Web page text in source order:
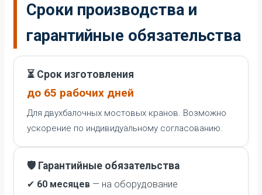
Сроки производства и
гарантийные обязательства
⏳ Срок изготовления
до 65 рабочих дней
Для двухбалочных мостовых кранов. Возможно
ускорение по индивидуальному согласованию.
🛡️ Гарантийные обязательства
✔ 60 месяцев — на оборудование